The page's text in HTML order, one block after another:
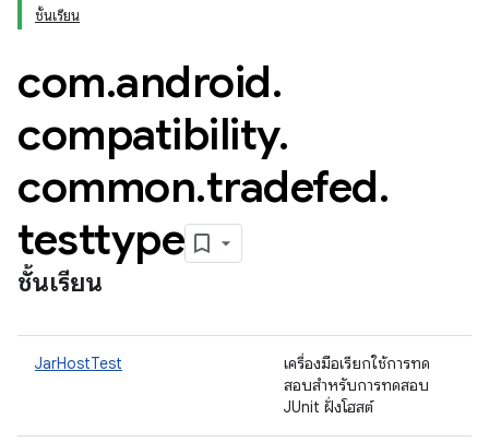
ชั้นเรียน
com.android.
compatibility.
common.tradefed.
testtype
ชั้นเรียน
JarHostTest
เครื่องมือเรียกใช้การทด
สอบสําหรับการทดสอบ
JUnit ฝั่งโฮสต์